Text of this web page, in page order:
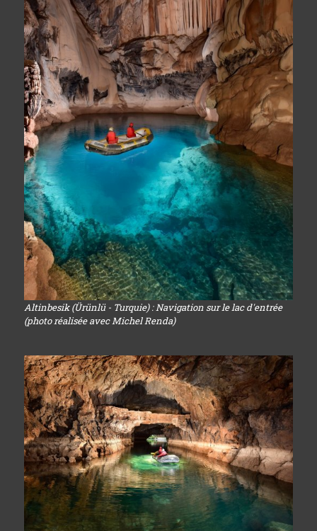
Altinbesik (Ürünlü - Turquie) : Navigation sur le lac d'entrée
(photo réalisée avec Michel Renda)